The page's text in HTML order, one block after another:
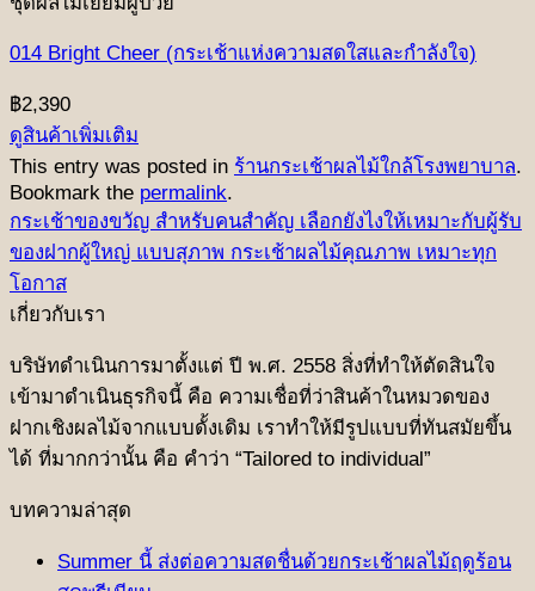
014 Bright Cheer (กระเช้าแห่งความสดใสและกำลังใจ)
฿2,390
ดูสินค้าเพิ่มเติม
This entry was posted in ร้านกระเช้าผลไม้ใกล้โรงพยาบาล.
Bookmark the permalink.
กระเช้าของขวัญ สำหรับคนสำคัญ เลือกยังไงให้เหมาะกับผู้รับ
ของฝากผู้ใหญ่ แบบสุภาพ กระเช้าผลไม้คุณภาพ เหมาะทุก
โอกาส
เกี่ยวกับเรา
บริษัทดําเนินการมาตั้งแต่ ปี พ.ศ. 2558 สิ่งที่ทําให้ตัดสินใจ
เข้ามาดําเนินธุรกิจนี้ คือ ความเชื่อที่ว่าสินค้าในหมวดของ
ฝากเชิงผลไม้จากแบบดั้งเดิม เราทำให้มีรูปแบบที่ทันสมัยขึ้น
ได้ ที่มากกว่านั้น คือ คําว่า “Tailored to individual”
บทความล่าสุด
Summer นี้ ส่งต่อความสดชื่นด้วยกระเช้าผลไม้ฤดูร้อน